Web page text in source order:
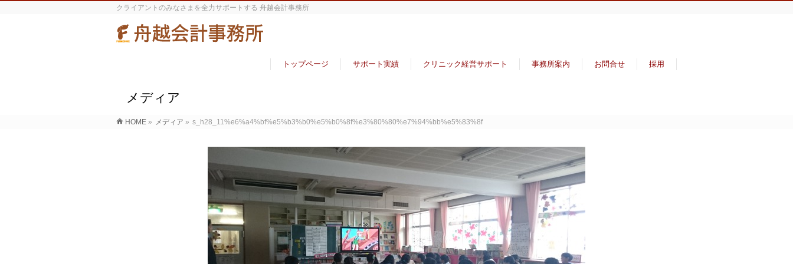
クライアントのみなさまを全力サポートする 舟越会計事務所
トップページ サポート実績 クリニック経営サポート 事務所案内 お問合せ 採用
メディア
HOME » メディア » s_h28_11%e6%a4%bf%e5%b3%b0%e5%b0%8f%e3%80%80%e7%94%bb%e5%83%8f